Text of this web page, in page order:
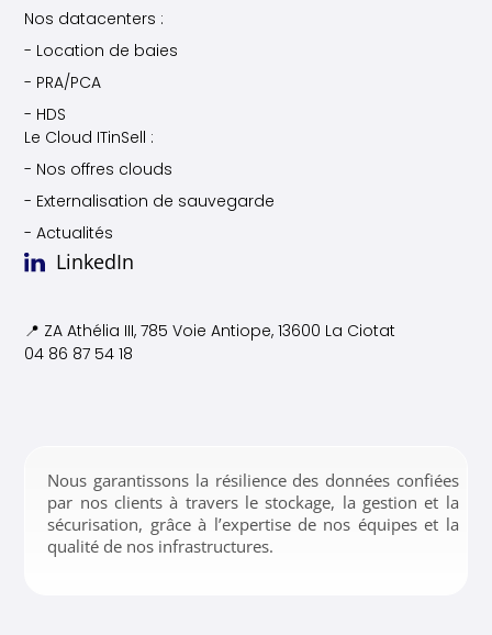
Nos datacenters :
- Location de baies
- PRA/PCA
- HDS
Le Cloud ITinSell :
- Nos offres clouds
- Externalisation de sauvegarde
- Actualités
LinkedIn
📍 ZA Athélia III, 785 Voie Antiope, 13600 La Ciotat
04 86 87 54 18
Nous garantissons la résilience des données confiées
par nos clients à travers le stockage, la gestion et la
sécurisation, grâce à l’expertise de nos équipes et la
qualité de nos infrastructures.